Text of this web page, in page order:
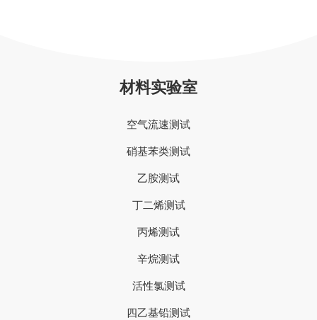
材料实验室
空气流速测试
硝基苯类测试
乙胺测试
丁二烯测试
丙烯测试
辛烷测试
活性氯测试
四乙基铅测试